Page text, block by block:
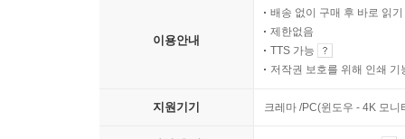
이용안내
배송 없이 구매 후 바로 읽기
제한없음
TTS 가능
저작권 보호를 위해 인쇄 기
지원기기 크레마 /PC(윈도우 - 4K 모